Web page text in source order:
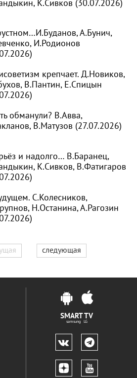
К.Сивков (30.07.2026)
А.Бунич,
И.Родионов
крепчает. Д.Новиков,
В.Пантин, Е.Спицын
обманули? В.Авва,
В.Матузов (27.07.2026)
и надолго… В.Баранец,
К.Сивков, В.Фатигаров
С.Колесников,
Н.Останина, А.Рагозин
следующая
SMART TV
samsung LG